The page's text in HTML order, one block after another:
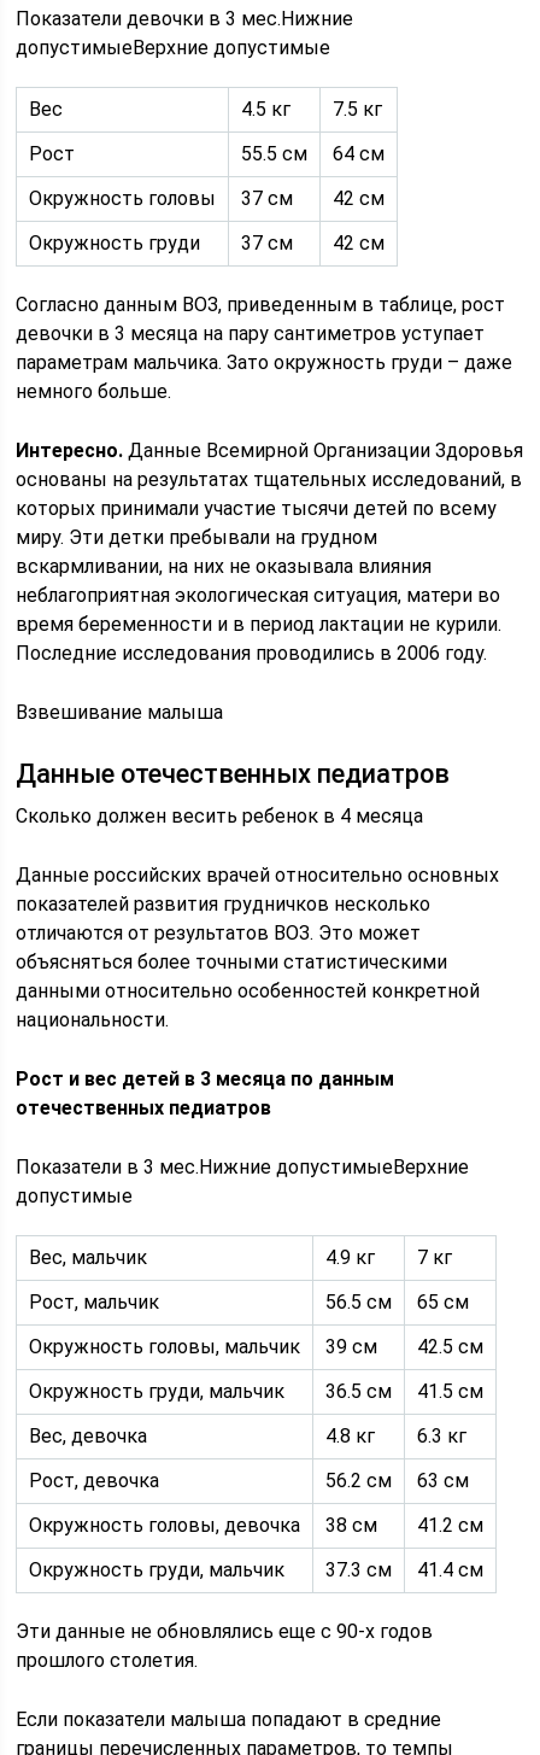
Показатели девочки в 3 мес.Нижние
допустимыеВерхние допустимые
Вес 4.5 кг
7.5 кг
Рост
55.5 см
64 см
Окружность головы
37 см
42 см
Окружность груди
37 см 42 см
Согласно данным ВОЗ, приведенным в таблице, рост
девочки в 3 месяца на пару сантиметров уступает
параметрам мальчика. Зато окружность груди – даже
немного больше.
Интересно. Данные Всемирной Организации Здоровья
основаны на результатах тщательных исследований, в
которых принимали участие тысячи детей по всему
миру. Эти детки пребывали на грудном
вскармливании, на них не оказывала влияния
неблагоприятная экологическая ситуация, матери во
время беременности и в период лактации не курили.
Последние исследования проводились в 2006 году.
Взвешивание малыша
Данные отечественных педиатров
Сколько должен весить ребенок в 4 месяца
Данные российских врачей относительно основных
показателей развития грудничков несколько
отличаются от результатов ВОЗ. Это может
объясняться более точными статистическими
данными относительно особенностей конкретной
национальности.
Рост и вес детей в 3 месяца по данным
отечественных педиатров
Показатели в 3 мес.Нижние допустимыеВерхние
допустимые
Вес, мальчик 4.9 кг
7 кг
Рост, мальчик
56.5 см
65 см
Окружность головы, мальчик
39 см
42.5 см
Окружность груди, мальчик
36.5 см
41.5 см
Вес, девочка
4.8 кг
6.3 кг
Рост, девочка
56.2 см
63 см
Окружность головы, девочка
38 см
41.2 см
Окружность груди, мальчик
37.3 см 41.4 см
Эти данные не обновлялись еще с 90-х годов
прошлого столетия.
Если показатели малыша попадают в средние
границы перечисленных параметров, то темпы